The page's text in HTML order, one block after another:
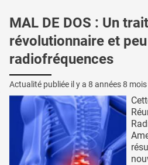
MAL DE DOS : Un
révolutionnaire et
radiofréquences
Actualité publiée il y a 8 années 8 mois